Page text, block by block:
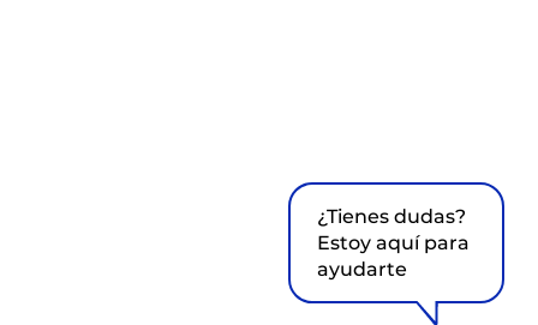
¿Tienes dudas?
Estoy aquí para
ayudarte